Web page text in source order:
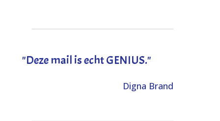
"Deze mail is echt GENIUS."
Digna Brand